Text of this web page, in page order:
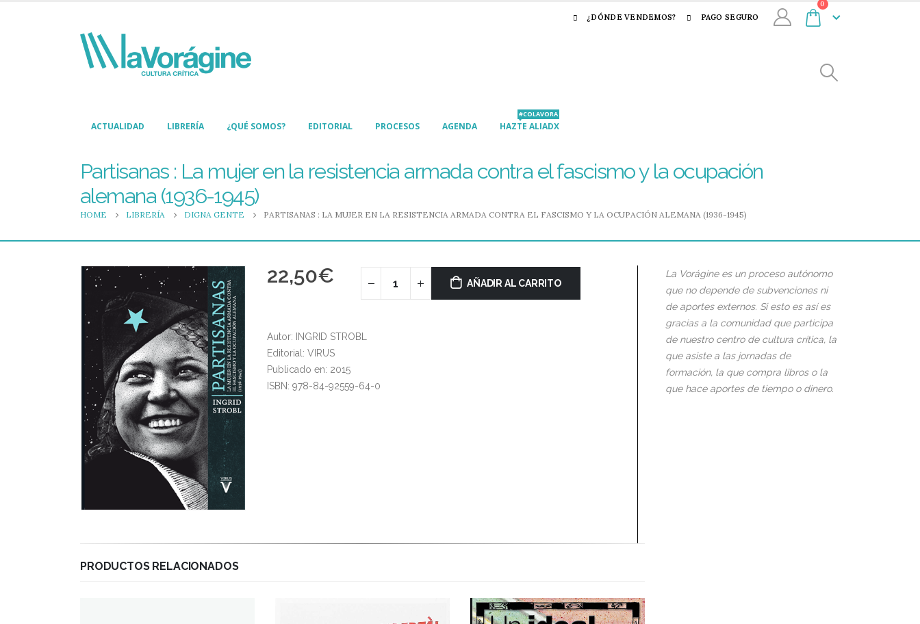
¿DÓNDE VENDEMOS? PAGO SEGURO
0
ACTUALIDAD LIBRERÍA ¿QUÉ SOMOS? EDITORIAL PROCESOS AGENDA HAZTE ALIADX
#COLAVORA
Partisanas : La mujer en la resistencia armada contra el fascismo y la ocupación
alemana (1936-1945)
HOME LIBRERÍA DIGNA GENTE PARTISANAS : LA MUJER EN LA RESISTENCIA ARMADA CONTRA EL FASCISMO Y LA OCUPACIÓN ALEMANA (1936-1945)
22,50€ AÑADIR AL CARRITO
Autor: INGRID STROBL
Editorial: VIRUS
Publicado en: 2015
ISBN: 978-84-92559-64-0
PRODUCTOS RELACIONADOS
La Vorágine es un proceso autónomo
que no depende de subvenciones ni
de aportes externos. Si esto es así es
gracias a la comunidad que participa
de nuestro centro de cultura crítica, la
que asiste a las jornadas de
formación, la que compra libros o la
que hace aportes de tiempo o dinero.